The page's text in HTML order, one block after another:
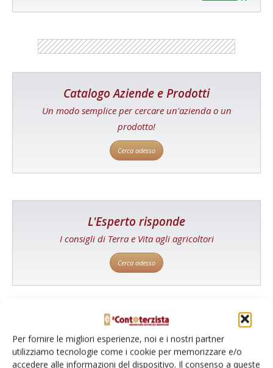
Per fornire le migliori esperienze, noi e i nostri partner
utilizziamo tecnologie come i cookie per memorizzare e/o
accedere alle informazioni del dispositivo. Il consenso a queste
Catalogo Aziende e Prodotti
Un modo semplice per cercare un'azienda o un
prodotto!
Cerca adesso
L'Esperto risponde
I consigli di Terra e Vita agli agricoltori
Cerca adesso